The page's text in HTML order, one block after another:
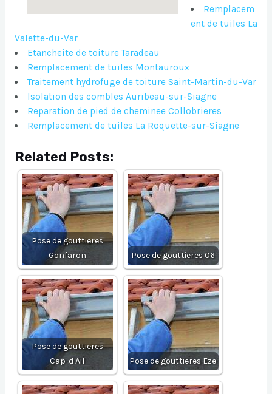
Remplacem
ent de tuiles La
Valette-du-Var
Etancheite de toiture Taradeau
Remplacement de tuiles Montauroux
Traitement hydrofuge de toiture Saint-Martin-du-Var
Isolation des combles Auribeau-sur-Siagne
Reparation de pied de cheminee Collobrieres
Remplacement de tuiles La Roquette-sur-Siagne
Related Posts:
Pose de gouttieres
Gonfaron
Pose de gouttieres 06
Pose de gouttieres
Cap-d Ail
Pose de gouttieres Eze